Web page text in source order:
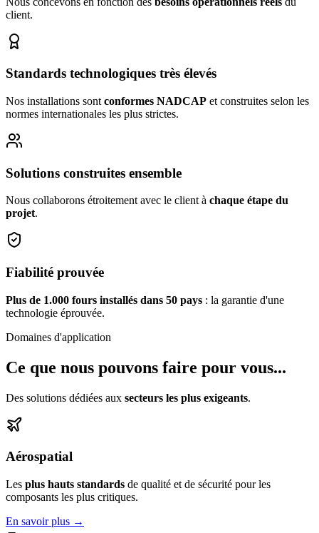
client.
Standards technologiques très élevés
Nos installations sont conformes NADCAP et construites selon les
normes internationales les plus strictes.
Solutions construites ensemble
Nous collaborons étroitement avec le client à chaque étape du
projet.
Fiabilité prouvée
Plus de 1.000 fours installés dans 50 pays : la garantie d'une
technologie éprouvée.
Domaines d'application
Ce que nous pouvons faire pour vous...
Des solutions dédiées aux secteurs les plus exigeants.
Aérospatial
Les plus hauts standards de qualité et de sécurité pour les
composants les plus critiques.
En savoir plus →